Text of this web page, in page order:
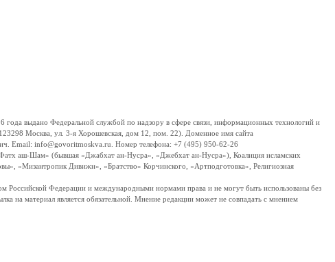
выдано Федеральной службой по надзору в сфере связи, информационных технологий и
Москва, ул. 3-я Хорошевская, дом 12, пом. 22). Доменное имя сайта
Email: info@govoritmoskva.ru. Номер телефона: +7 (495) 950-62-26
аш-Шам» (бывшая «Джабхат ан-Нусра», «Джебхат ан-Нусра»), Коалиция исламских
«Мизантропик Дивижн», «Братство» Корчинского, «Артподготовка», Религиозная
Российской Федерации и международными нормами права и не могут быть использованы без
на материал является обязательной. Мнение редакции может не совпадать с мнением